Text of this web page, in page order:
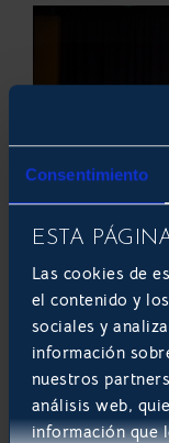
Consentimiento
ESTA
Las cookies de
el contenido y
sociales y
información
nuestros
análisis web,
información que
Seguimos
Desde Develoop
desarrollo e
Odoo como
no solo
sino que nos
cada proyecto